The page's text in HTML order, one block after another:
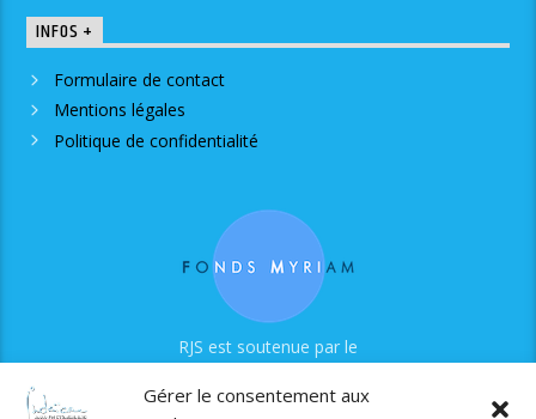
Gérer le consentement aux
INFOS +
Formulaire de contact
Mentions légales
Politique de confidentialité
RJS est soutenue par le